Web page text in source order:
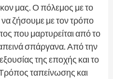
μας. Ο πόλεμος με το
ζήσουμε με τον τρόπο
που μαρτυρείται από το
σπάργανα. Από την
της εποχής και το
ταπείνωσης και